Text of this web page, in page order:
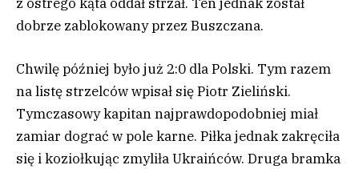
dobrze zablokowany przez Buszczana.
Chwilę później było już 2:0 dla Polski. Tym razem
na listę strzelców wpisał się Piotr Zieliński.
Tymczasowy kapitan najprawdopodobniej miał
zamiar dograć w pole karne. Piłka jednak zakręciła
się i koziołkując zmyliła Ukraińców. Druga bramka